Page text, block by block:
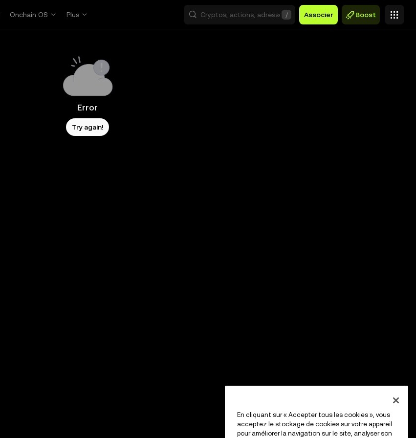
Onchain OS Plus / Associer Boost
Error
Try again!
En cliquant sur « Accepter tous les cookies », vous
acceptez le stockage de cookies sur votre appareil
pour améliorer la navigation sur le site, analyser son